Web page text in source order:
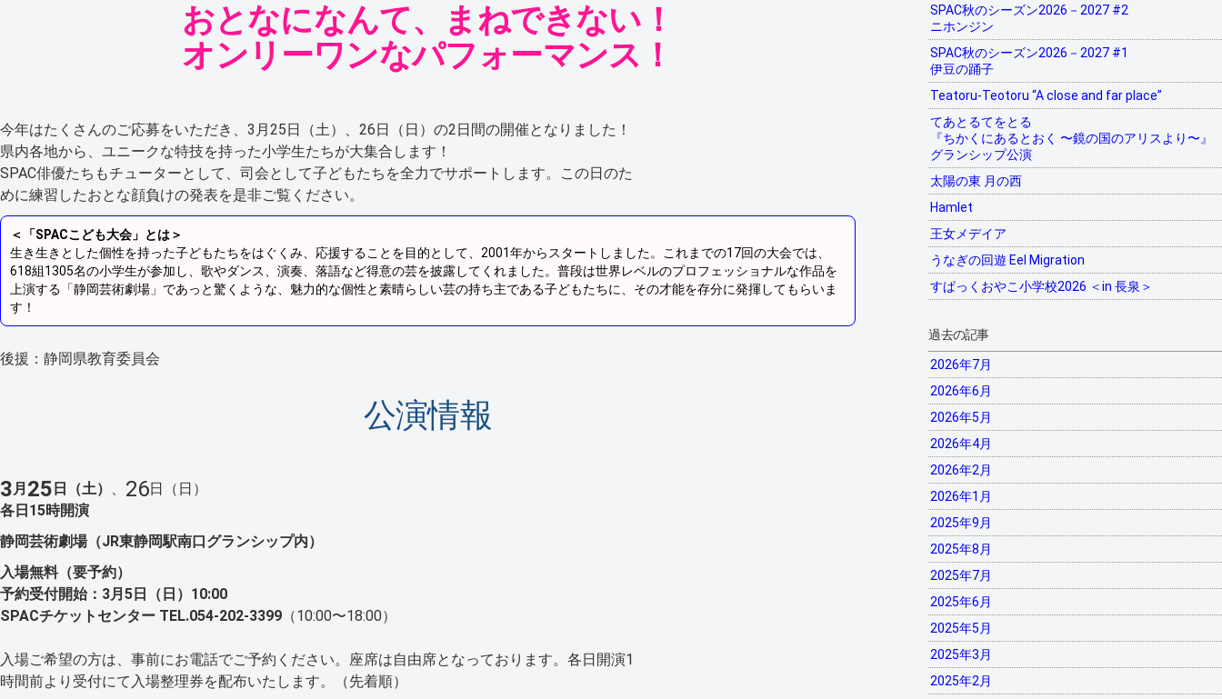
おとなになんて、まねできない！
オンリーワンなパフォーマンス！
今年はたくさんのご応募をいただき、3月25日（土）、26日（日）の2日間の開催となりました！
県内各地から、ユニークな特技を持った小学生たちが大集合します！
SPAC俳優たちもチューターとして、司会として子どもたちを全力でサポートします。この日のた
めに練習したおとな顔負けの発表を是非ご覧ください。
＜「SPACこども大会」とは＞
生き生きとした個性を持った子どもたちをはぐくみ、応援することを目的として、2001年からスタートしました。これまでの17回の大会では、
618組1305名の小学生が参加し、歌やダンス、演奏、落語など得意の芸を披露してくれました。普段は世界レベルのプロフェッショナルな作品を
上演する「静岡芸術劇場」であっと驚くような、魅力的な個性と素晴らしい芸の持ち主である子どもたちに、その才能を存分に発揮してもらいま
す！
後援：静岡県教育委員会
公演情報
3月 25 日（土） 、 26日（日）
各日15時開演
静岡芸術劇場（JR東静岡駅南口グランシップ内）
入場無料（要予約）
予約受付開始：3月5日（日）10:00
SPACチケットセンター TEL.054-202-3399 （10:00〜18:00）
入場ご希望の方は、事前にお電話でご予約ください。座席は自由席となっております。各日開演1
時間前より受付にて入場整理券を配布いたします。（先着順）
SPAC秋のシーズン2026－2027 #2
ニホンジン
SPAC秋のシーズン2026－2027 #1
伊豆の踊子
Teatoru-Teotoru “A close and far place”
てあとるてをとる
『ちかくにあるとおく 〜鏡の国のアリスより〜』
グランシップ公演
太陽の東 月の西
Hamlet
王女メデイア
うなぎの回遊 Eel Migration
すぱっくおやこ小学校2026 ＜in 長泉＞
過去の記事
2026年7月
2026年6月
2026年5月
2026年4月
2026年2月
2026年1月
2025年9月
2025年8月
2025年7月
2025年6月
2025年5月
2025年3月
2025年2月